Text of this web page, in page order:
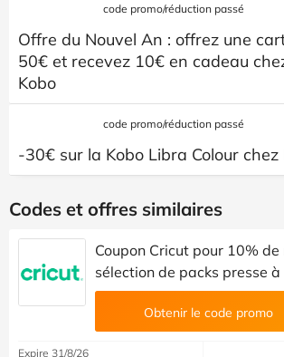
code promo/réduction passé
Offre du Nouvel An : offrez une
50€ et recevez 10€ en cadeau
Kobo
code promo/réduction passé
-30€ sur la Kobo Libra Colour chez
Codes et offres similaires
Coupon Cricut pour 10% de
sélection de packs presse à
Obtenir le code promo
Expire 31/8/26